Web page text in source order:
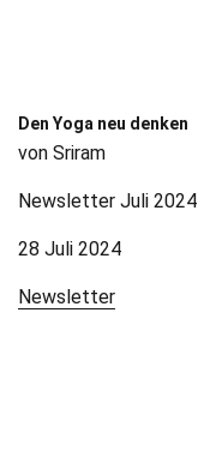
Den Yoga neu denken
von Sriram
Newsletter Juli 2024
28 Juli 2024
Newsletter